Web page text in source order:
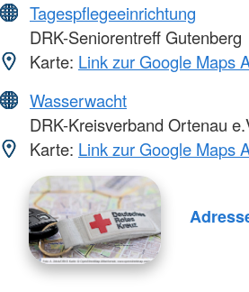
Tagespflegeeinrichtung
DRK-Seniorentreff Gutenberg
Karte: Link zur Google Maps
Wasserwacht
DRK-Kreisverband Ortenau
Karte: Link zur Google Maps